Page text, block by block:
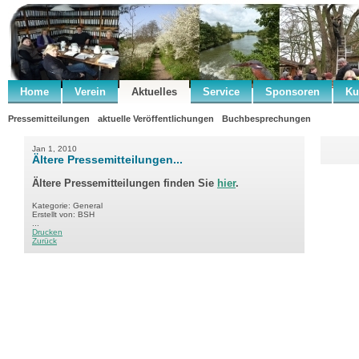
Home Verein Aktuelles Service Sponsoren
Pressemitteilungen aktuelle Veröffentlichungen Buchbesprechungen
Jan 1, 2010
Ältere Pressemitteilungen...
Ältere Pressemitteilungen finden Sie hier.
Kategorie: General
Erstellt von: BSH
Drucken
Zurück